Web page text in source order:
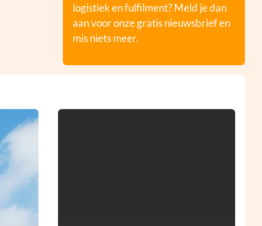
logistiek en fulfilment? Meld je dan
aan voor onze gratis nieuwsbrief en
mis niets meer.